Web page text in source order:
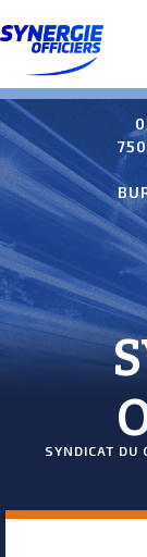
Aller
au
contenu
SYNDICAT DU